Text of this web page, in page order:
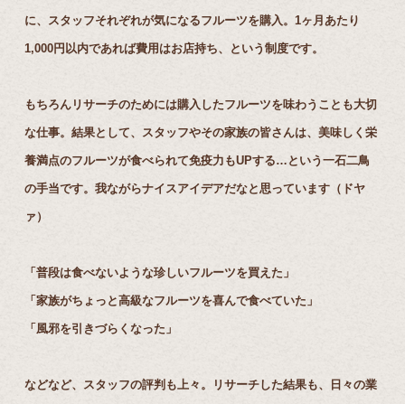
に、スタッフそれぞれが気になるフルーツを購入。1ヶ月あたり
1,000円以内であれば費用はお店持ち、という制度です。
もちろんリサーチのためには購入したフルーツを味わうことも大切
な仕事。結果として、スタッフやその家族の皆さんは、美味しく栄
養満点のフルーツが食べられて免疫力もUPする…という一石二鳥
の手当です。我ながらナイスアイデアだなと思っています（ドヤ
ァ）
「普段は食べないような珍しいフルーツを買えた」
「家族がちょっと高級なフルーツを喜んで食べていた」
「風邪を引きづらくなった」
などなど、スタッフの評判も上々。リサーチした結果も、日々の業